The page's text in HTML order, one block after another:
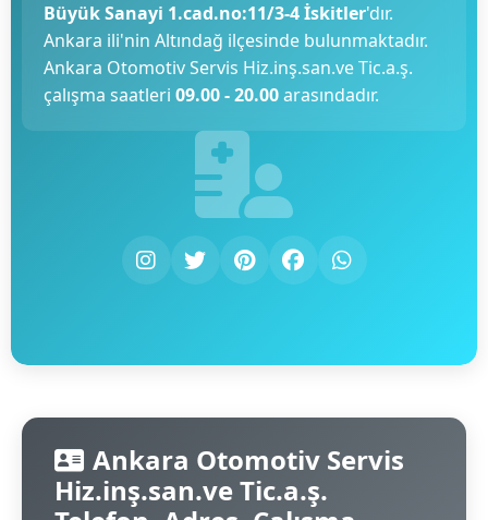
Büyük Sanayi 1.cad.no:11/3-4 İskitler'dır.
Ankara ili'nin Altındağ ilçesinde bulunmaktadır.
Ankara Otomotiv Servis Hiz.inş.san.ve Tic.a.ş.
çalışma saatleri 09.00 - 20.00arasındadır.
Ankara Otomotiv Servis
Hiz.inş.san.ve Tic.a.ş.